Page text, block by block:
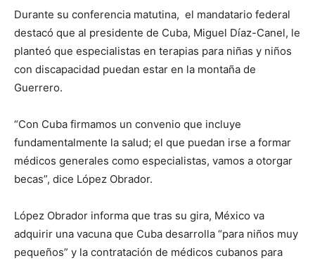
Durante su conferencia matutina, el mandatario federal
destacó que al presidente de Cuba, Miguel Díaz-Canel, le
planteó que especialistas en terapias para niñas y niños
con discapacidad puedan estar en la montaña de
Guerrero.
“Con Cuba firmamos un convenio que incluye
fundamentalmente la salud; el que puedan irse a formar
médicos generales como especialistas, vamos a otorgar
becas”, dice López Obrador.
López Obrador informa que tras su gira, México va
adquirir una vacuna que Cuba desarrolla “para niños muy
pequeños” y la contratación de médicos cubanos para